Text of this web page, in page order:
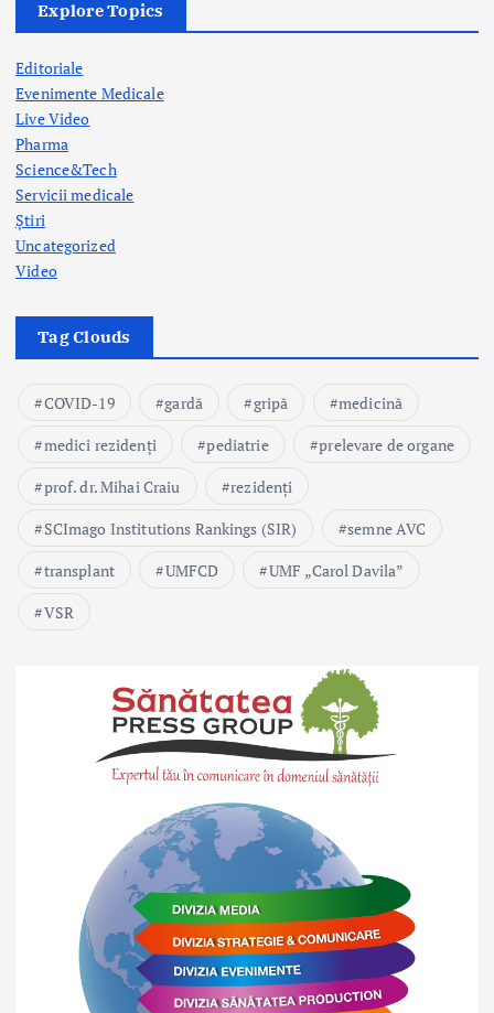
Explore Topics
Editoriale
Evenimente Medicale
Live Video
Pharma
Science&Tech
Servicii medicale
Știri
Uncategorized
Video
Tag Clouds
COVID-19 gardă gripă
medicină
medici rezidenți
pediatrie
prelevare de organe
prof. dr. Mihai Craiu
rezidenți
SCImago Institutions Rankings (SIR)
semne AVC
transplant
UMFCD
UMF „Carol Davila”
VSR